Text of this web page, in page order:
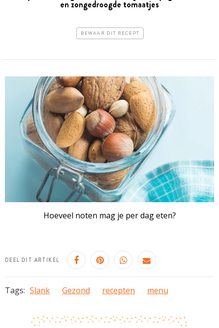
en zongedroogde tomaatjes
BEWAAR DIT RECEPT
Hoeveel noten mag je per dag eten?
DEEL DIT ARTIKEL
Tags: Slank Gezond recepten menu